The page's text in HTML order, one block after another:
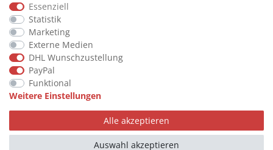
>
DATENSCHUTZERKLÄRUNG
>
AGB
>
KONTAKT
© Copyright 2026 by STU Tanktechnik
Alle Rechte vorbehalten.
Essenziell
Statistik
Marketing
Externe Medien
DHL Wunschzustellung
PayPal
Funktional
Weitere Einstellungen
Alle akzeptieren
Auswahl akzeptieren